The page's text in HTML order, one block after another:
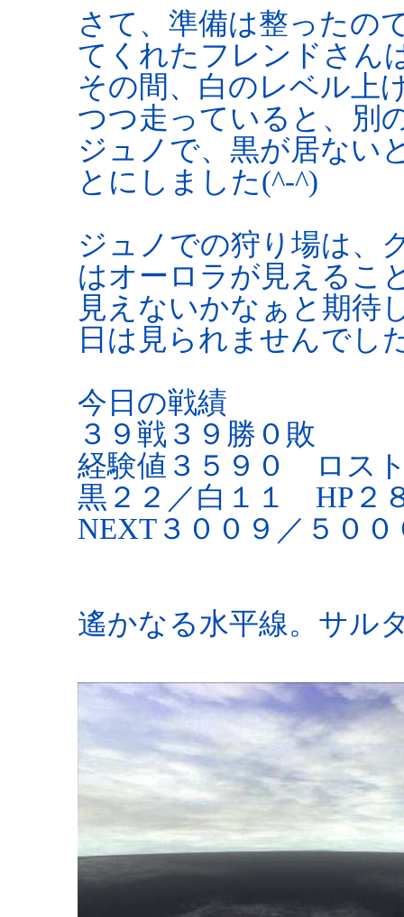
さて、準備は整ったの
てくれたフレンドさん
その間、白のレベル上
つつ走っていると、別
ジュノで、黒が居ない
とにしました(^-^)
ジュノでの狩り場は、
はオーロラが見えるこ
見えないかなぁと期待
日は見られませんでし
今日の戦績
３９戦３９勝０敗
経験値３５９０ ロス
黒２２／白１１ HP２
NEXT３００９／５００
遙かなる水平線。サル